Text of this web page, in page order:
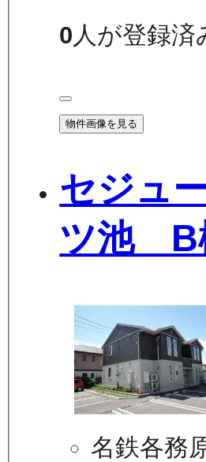
0人が登録済
物件画像を見る
セジュ
ツ池 B
名鉄各務